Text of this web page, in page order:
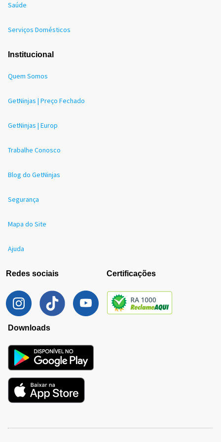
Saúde
Serviços Domésticos
Institucional
Quem Somos
GetNinjas | Preço Fechado
GetNinjas | Europ
Trabalhe Conosco
Blog do GetNinjas
Segurança
Mapa do Site
Ajuda
Redes sociais Certificações
Downloads